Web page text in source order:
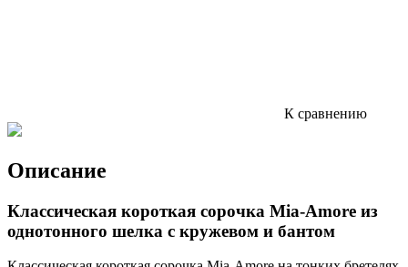
К сравнению
Описание
Классическая короткая сорочка Mia-Amore из
однотонного шелка с кружевом и бантом